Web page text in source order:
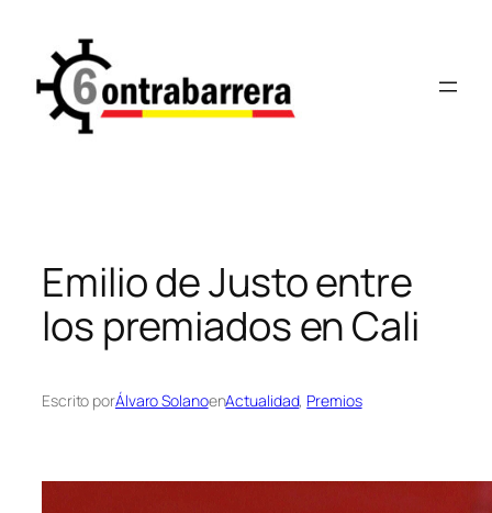
contenido
Emilio de Justo entre
los premiados en Cali
Escrito porÁlvaro SolanoenActualidad, Premios